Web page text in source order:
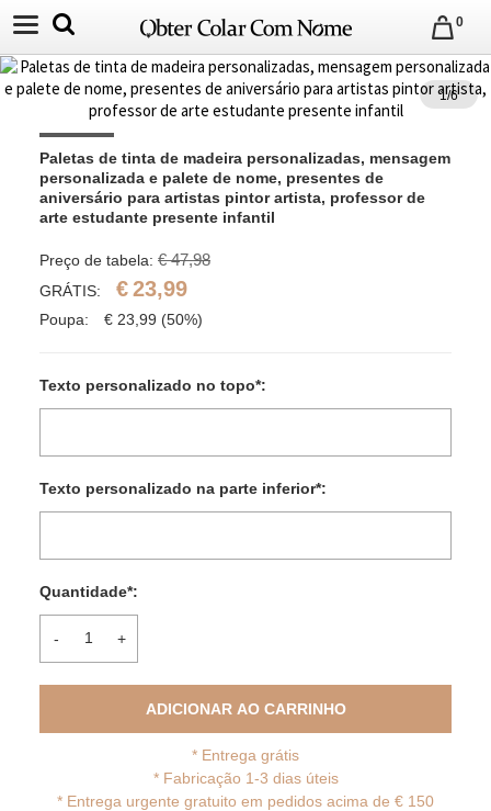
0
1/6
Paletas de tinta de madeira personalizadas, mensagem
personalizada e palete de nome, presentes de
aniversário para artistas pintor artista, professor de
arte estudante presente infantil
Preço de tabela: € 47,98
GRÁTIS: €23,99
Poupa: € 23,99 (50%)
Texto personalizado no topo*:
Texto personalizado na parte inferior*:
Quantidade*:
- +
ADICIONAR AO CARRINHO
* Entrega grátis
* Fabricação 1-3 dias úteis
* Entrega urgente gratuito em pedidos acima de € 150